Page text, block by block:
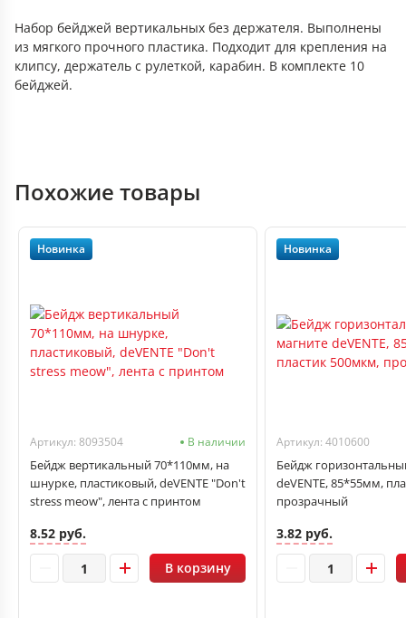
Набор бейджей вертикальных без держателя. Выполнены
из мягкого прочного пластика. Подходит для крепления на
клипсу, держатель с рулеткой, карабин. В комплекте 10
бейджей.
Похожие товары
Новинка
Артикул: 8093504 В наличии
Бейдж вертикальный 70*110мм, на
шнурке, пластиковый, deVENTE "Don't
stress meow", лента с принтом
8.52 руб.
В корзину
Новинка
Артикул: 4010600
Бейдж
deVENTE, 85*55мм,
прозрачный
3.82 руб.